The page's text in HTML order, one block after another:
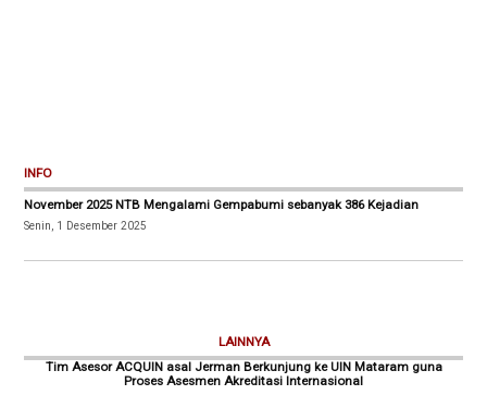
INFO
November 2025 NTB Mengalami Gempabumi sebanyak 386 Kejadian
Senin, 1 Desember 2025
LAINNYA
Tim Asesor ACQUIN asal Jerman Berkunjung ke UIN Mataram guna
Proses Asesmen Akreditasi Internasional